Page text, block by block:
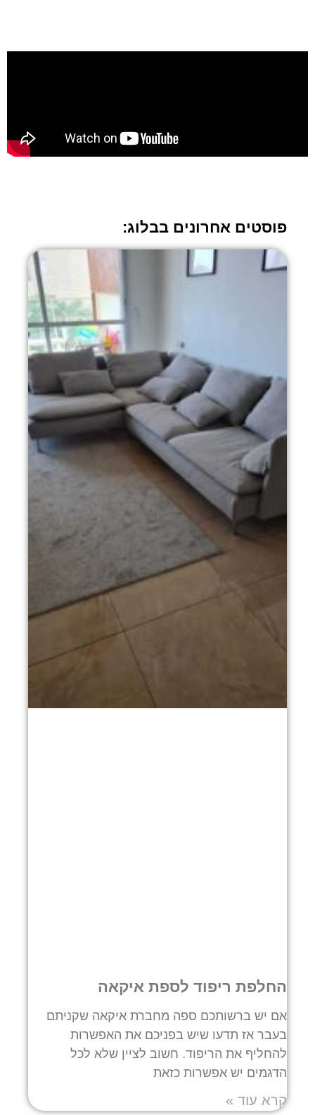
פוסטים אחרונים בבלוג:
החלפת ריפוד לספת איקאה
אם יש ברשותכם ספה מחברת איקאה שקניתם
בעבר אז תדעו שיש בפניכם את האפשרות
להחליף את הריפוד. חשוב לציין שלא לכל
הדגמים יש אפשרות כזאת
קרא עוד »